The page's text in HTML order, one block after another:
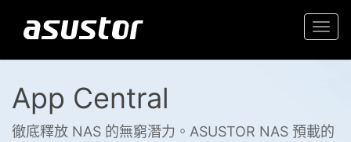
App Central
徹底釋放 NAS 的無窮潛力。ASUSTOR NAS 預載的